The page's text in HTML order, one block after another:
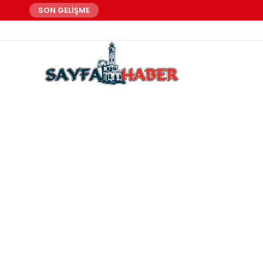
SON GELİŞME